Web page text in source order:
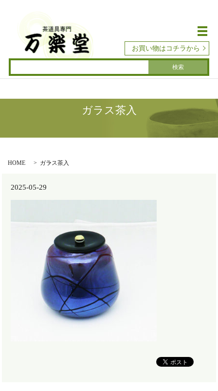
メ
お買い物はコチラから
ガラス茶入
HOME ガラス茶入
2025-05-29